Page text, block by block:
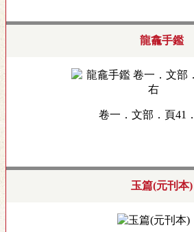
龍龕手鑑
卷一．文部．頁41
玉篇(元刊本)